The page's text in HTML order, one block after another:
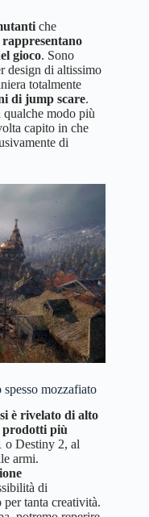
che
rappresentano
gioco. Sono
design di altissimo
totalmente
di jump scare.
modo più
capito in che
di
mozzafiato
è rivelato di alto
prodotti più
o Destiny 2, al
armi.
di
per tanta creatività.